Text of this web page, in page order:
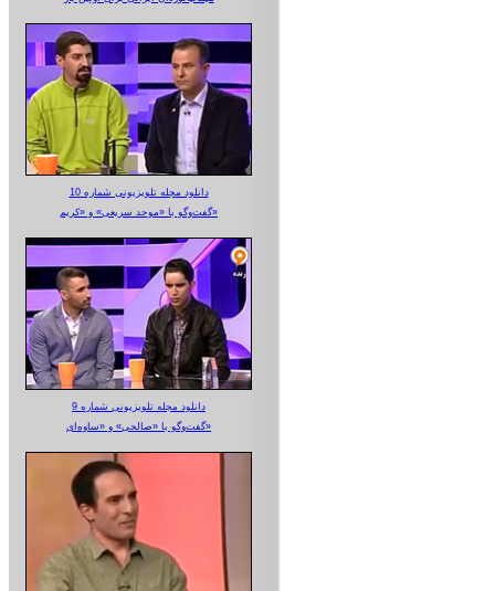
دانلود مجله تلویزیونی شماره 10
گفت‌وگو با «موحد سریعی» و «کریم»
دانلود مجله تلویزیونی شماره 9
گفت‌وگو با «صالحی» و «ساوه‌ای»